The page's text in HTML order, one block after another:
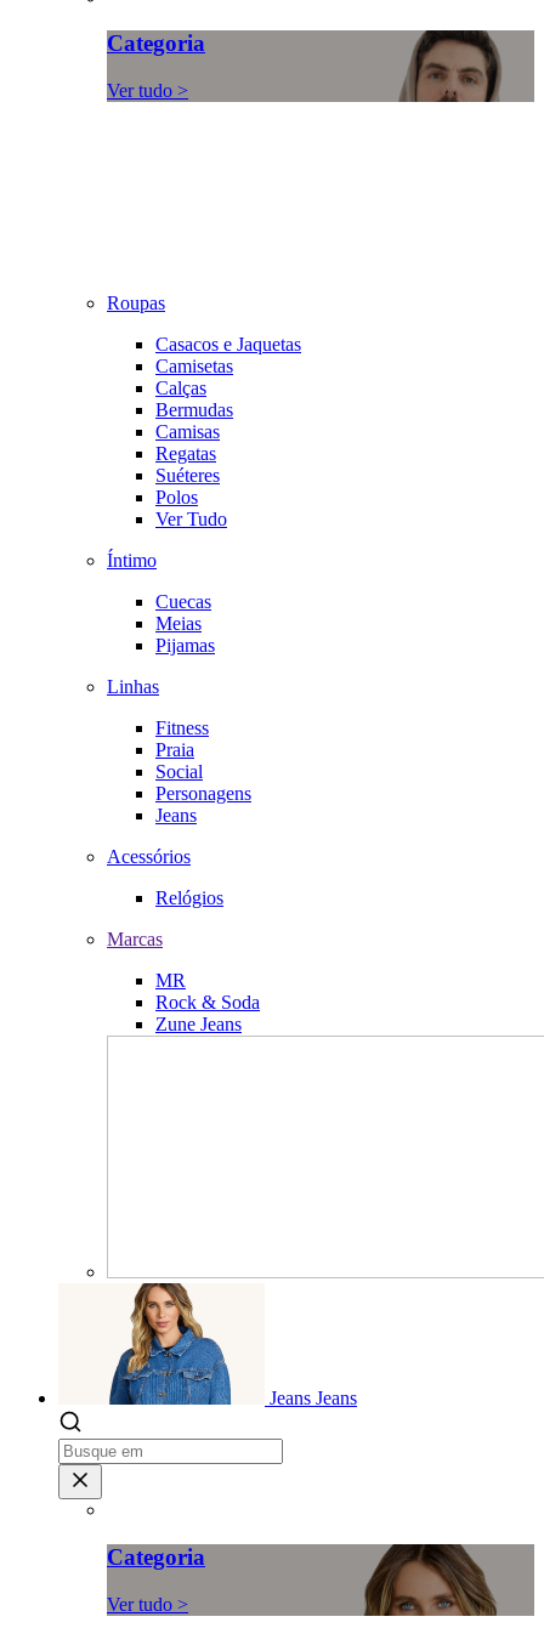
Categoria
Ver tudo >
Roupas
Casacos e Jaquetas
Camisetas
Calças
Bermudas
Camisas
Regatas
Suéteres
Polos
Ver Tudo
Íntimo
Cuecas
Meias
Pijamas
Linhas
Fitness
Praia
Social
Personagens
Jeans
Acessórios
Relógios
Marcas
MR
Rock & Soda
Zune Jeans
Jeans Jeans
Categoria
Ver tudo >